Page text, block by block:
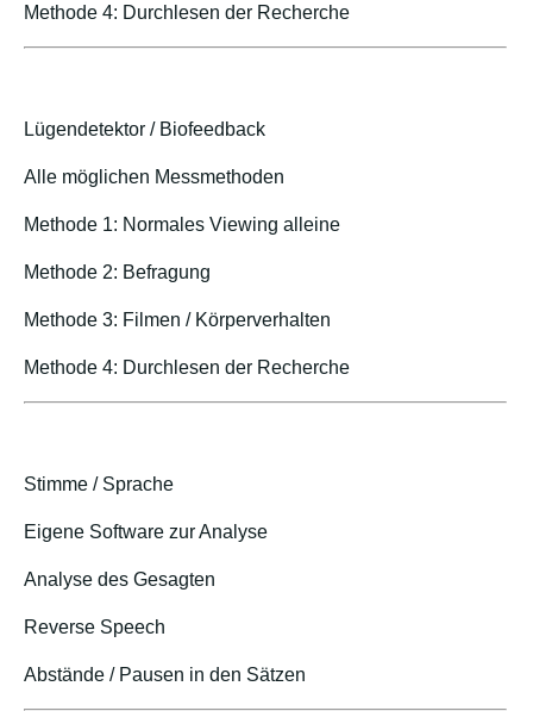
Methode 4: Durchlesen der Recherche
Lügendetektor / Biofeedback
Alle möglichen Messmethoden
Methode 1: Normales Viewing alleine
Methode 2: Befragung
Methode 3: Filmen / Körperverhalten
Methode 4: Durchlesen der Recherche
Stimme / Sprache
Eigene Software zur Analyse
Analyse des Gesagten
Reverse Speech
Abstände / Pausen in den Sätzen